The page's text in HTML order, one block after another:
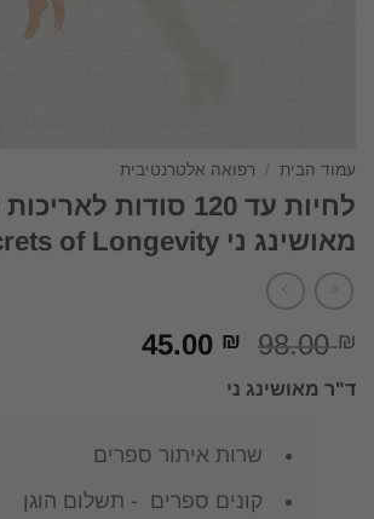
עמוד הבית / רפואה אלטרנטיבית
לחיות עד 120 סודות
מאושינג ני Secrets of Longevity
98.00₪
המחיר
היה:
45.00 ₪
המחיר
ד"ר מאושינג ני
שרות איתור ספרים
קונים ספרים - תשלום הוגן